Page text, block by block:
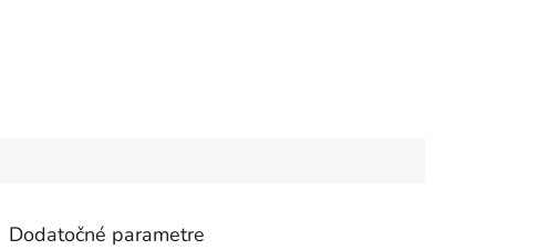
Dodatočné parametre